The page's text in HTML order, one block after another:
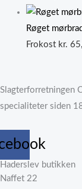
Røget
Frokost kr.
Slagterforretningen
specialiteter siden
Haderslev butikken
Naffet 22